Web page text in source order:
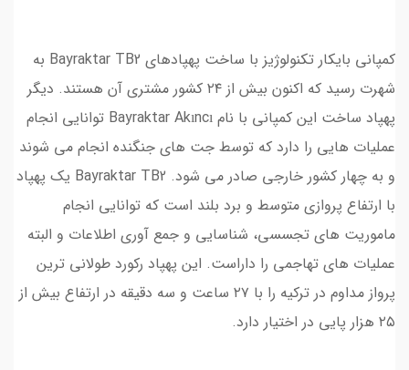
کمپانی بایکار تکنولوژیز با ساخت پهپادهای Bayraktar TB2 به
شهرت رسید که اکنون بیش از ۲۴ کشور مشتری آن هستند. دیگر
پهپاد ساخت این کمپانی با نام Bayraktar Akıncı توانایی انجام
عملیات هایی را دارد که توسط جت های جنگنده انجام می شوند
و به چهار کشور خارجی صادر می شود. Bayraktar TB2 یک پهپاد
با ارتفاع پروازی متوسط و برد بلند است که توانایی انجام
ماموریت های تجسسی، شناسایی و جمع آوری اطلاعات و البته
عملیات های تهاجمی را داراست. این پهپاد رکورد طولانی ترین
پرواز مداوم در ترکیه را با ۲۷ ساعت و سه دقیقه در ارتفاع بیش از
۲۵ هزار پایی در اختیار دارد.